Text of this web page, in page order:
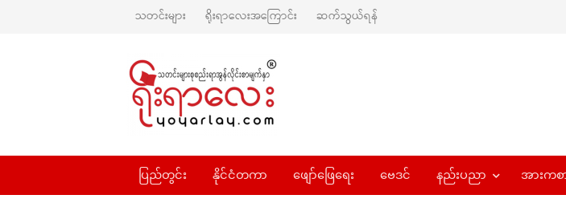
သတင်းများ ရိုးရာလေးအကြောင်း ဆက်သွယ်ရန်
ပြည်တွင်း နိုင်ငံတကာ ဖျော်ဖြေရေး ဗေဒင် နည်းပညာ အားကစ